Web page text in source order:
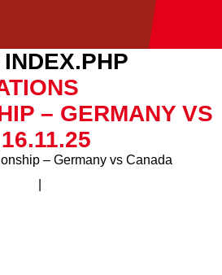
– GERMANY VS
– Germany vs Canada